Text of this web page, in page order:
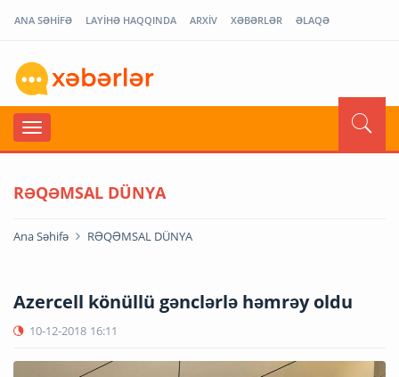
ANA SƏHİFƏ LAYİHƏ HAQQINDA ARXİV XƏBƏRLƏR ƏLAQƏ
RƏQƏMSAL DÜNYA
Ana Səhifə RƏQƏMSAL DÜNYA
Azercell könüllü gənclərlə həmrəy oldu
10-12-2018 16:11